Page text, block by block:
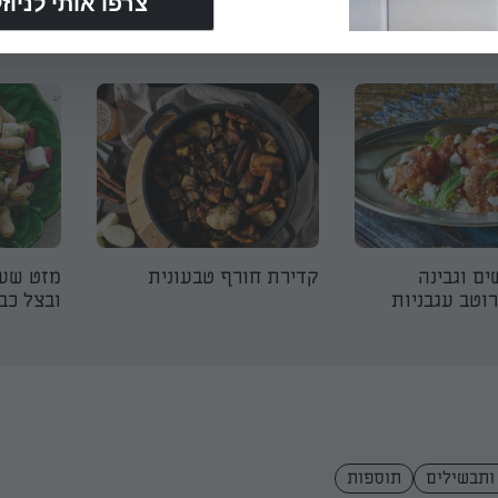
במיוחד בשבילך
וגבינה
עגבניות
קדירת חורף טבעונית
מזט
ובצל
ותבשילים תוספות